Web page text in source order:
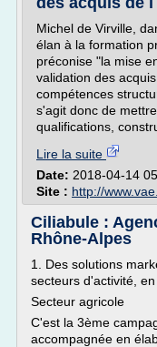
Michel de Virville,
élan à la formation
préconise "la mise
validation des
compétences
s'agit donc de
qualifications,
Lire la suite
Date: 2018-04-14
Site : http://
Ciliabule :
Rhône-Alpes
1. Des solutions
secteurs d'activité,
Secteur agricole
C'est la 3ème
accompagnée en